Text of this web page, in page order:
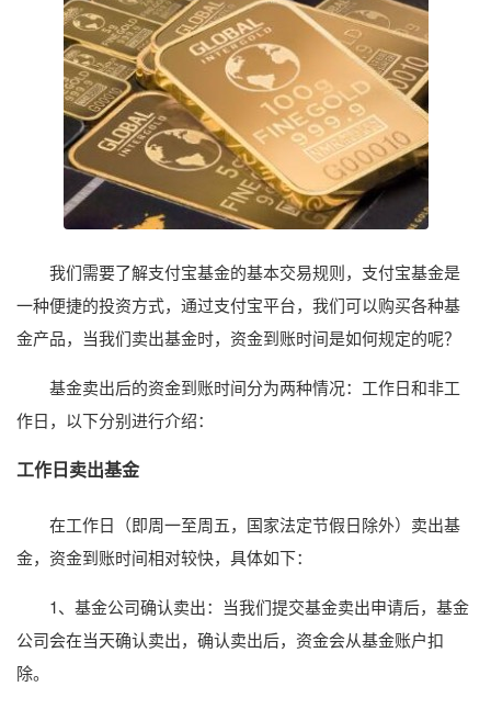
我们需要了解支付宝基金的基本交易规则，支付宝基金是
一种便捷的投资方式，通过支付宝平台，我们可以购买各种基
金产品，当我们卖出基金时，资金到账时间是如何规定的呢？
基金卖出后的资金到账时间分为两种情况：工作日和非工
作日，以下分别进行介绍：
工作日卖出基金
在工作日（即周一至周五，国家法定节假日除外）卖出基
金，资金到账时间相对较快，具体如下：
1、基金公司确认卖出：当我们提交基金卖出申请后，基金
公司会在当天确认卖出，确认卖出后，资金会从基金账户扣
除。